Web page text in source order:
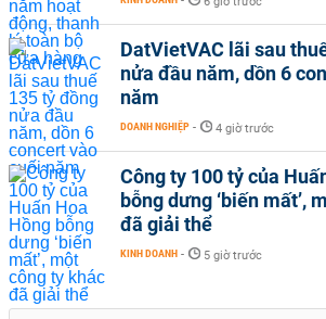
DatVietVAC lãi sau
nửa đầu năm, dồn 6
năm
DOANH NGHIỆP - 4 giờ trước
Công ty 100 tỷ của
bỗng dưng ‘biến mất’,
đã giải thể
KINH DOANH - 5 giờ trước